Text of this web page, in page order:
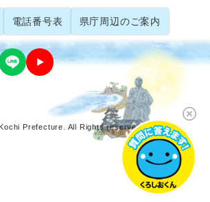
電話番号表 県庁周辺のご案内
Prefecture. All Rights reserved.